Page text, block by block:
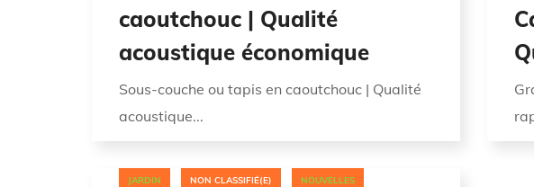
caoutchouc | Qualité
acoustique économique
Sous-couche ou tapis en caoutchouc | Qualité
acoustique...
JARDIN NON CLASSIFIÉ(E) NOUVELLES